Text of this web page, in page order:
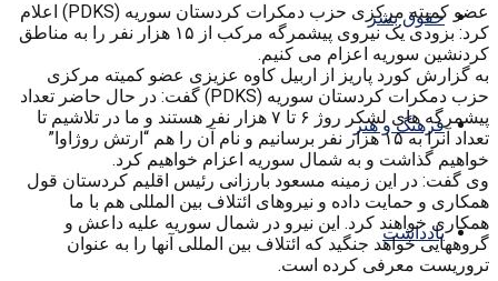
حقوق بشر
فرهنگ و هنر
یادداشت
عضو کمیته مرکزی حزب دمکرات کردستان سوریه (PDKS) اعلام
کرد: بزودی یک نیروی پیشمرگه مرکب از ۱۵ هزار نفر را به مناطق
کردنشین سوریه اعزام می کنیم.
به گزارش کورد پاریز از اربیل کاوه عزیزی عضو کمیته مرکزی
حزب دمکرات کردستان سوریه (PDKS) گفت: در حال حاضر تعداد
پیشمرگه های لشکر روژ ۶ تا ۷ هزار نفر هستند و ما در تلاشیم تا
تعداد آنرا به ۱۵ هزار نفر برسانیم و نام آن را هم “ارتش روژاوا”
خواهیم گذاشت و به شمال سوریه اعزام خواهیم کرد.
وی گفت: در این زمینه مسعود بارزانی رئیس اقلیم کردستان قول
همکاری و حمایت داده و نیروهای ائتلاف بین المللی هم با ما
همکاری خواهند کرد. این نیرو در شمال سوریه علیه داعش و
گروههایی خواهد جنگید که ائتلاف بین المللی آنها را به عنوان
تروریست معرفی کرده است.